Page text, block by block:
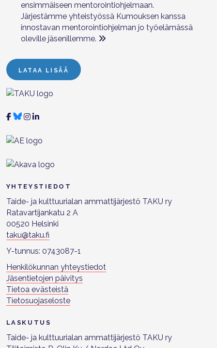
ensimmäiseen mentorointiohjelmaan.
Järjestämme yhteistyössä Kumouksen kanssa
innostavan mentorointiohjelman jo työelämässä
oleville jäsenillemme.
LATAA LISÄÄ
TAKU Facebookissa
TAKU Twitterissä
TAKU Instagramissa
TAKU LinkedInissä
YHTEYSTIEDOT
Taide- ja kulttuurialan ammattijärjestö TAKU ry
Ratavartijankatu 2 A
00520 Helsinki
taku@taku.fi
Y-tunnus: 0743087-1
Henkilökunnan yhteystiedot
Jäsentietojen päivitys
Tietoa evästeistä
Tietosuojaseloste
LASKUTUS
Taide- ja kulttuurialan ammattijärjestö TAKU ry